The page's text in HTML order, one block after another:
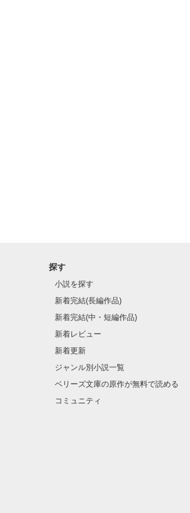
探す
小説を探す
新着完結(長編作品)
新着完結(中・短編作品)
新着レビュー
新着更新
ジャンル別小説一覧
ベリーズ文庫の原作が無料で読める
コミュニティ